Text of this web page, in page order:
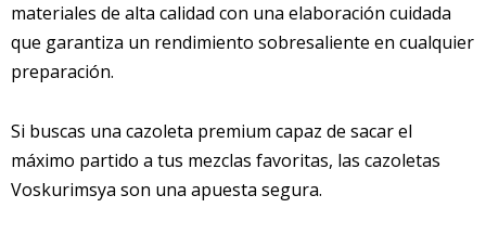
materiales de alta calidad con una elaboración cuidada
que garantiza un rendimiento sobresaliente en cualquier
preparación.
Si buscas una cazoleta premium capaz de sacar el
máximo partido a tus mezclas favoritas, las cazoletas
Voskurimsya son una apuesta segura.